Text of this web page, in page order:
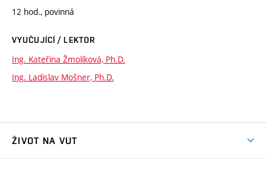
12 hod., povinná
VYUČUJÍCÍ / LEKTOR
Ing. Kateřina Žmolíková, Ph.D.
Ing. Ladislav Mošner, Ph.D.
ŽIVOT NA VUT